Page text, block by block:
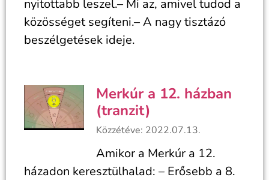
nyitottabb leszel.– Mi az, amivel tudod a
közösséget segíteni.– A nagy tisztázó
beszélgetések ideje.
Merkúr a 12. házban
(tranzit)
Közzétéve: 2022.07.13.
Amikor a Merkúr a 12.
házadon keresztülhalad: – Erősebb a 8.